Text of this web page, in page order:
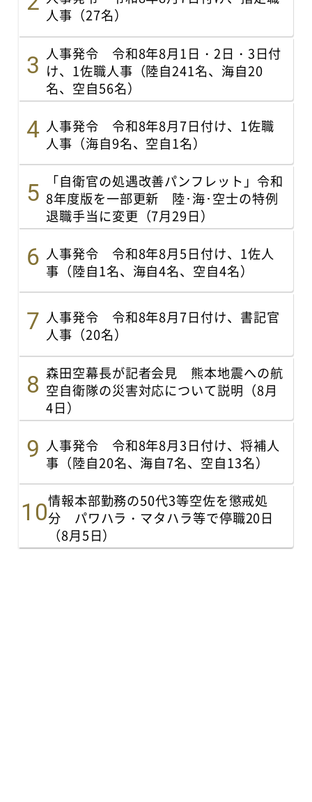
人事（27名）
人事発令 令和8年8月1日・2日・3日付
け、1佐職人事（陸自241名、海自20
名、空自56名）
人事発令 令和8年8月7日付け、1佐職
人事（海自9名、空自1名）
「自衛官の処遇改善パンフレット」令和
8年度版を一部更新 陸･海･空士の特例
退職手当に変更（7月29日）
人事発令 令和8年8月5日付け、1佐人
事（陸自1名、海自4名、空自4名）
人事発令 令和8年8月7日付け、書記官
人事（20名）
森田空幕長が記者会見 熊本地震への航
空自衛隊の災害対応について説明（8月
4日）
人事発令 令和8年8月3日付け、将補人
事（陸自20名、海自7名、空自13名）
情報本部勤務の50代3等空佐を懲戒処
分 パワハラ・マタハラ等で停職20日
（8月5日）